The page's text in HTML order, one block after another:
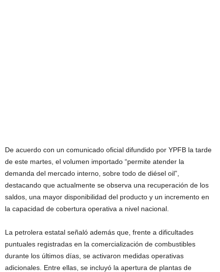
De acuerdo con un comunicado oficial difundido por YPFB la tarde
de este martes, el volumen importado “permite atender la
demanda del mercado interno, sobre todo de diésel oil”,
destacando que actualmente se observa una recuperación de los
saldos, una mayor disponibilidad del producto y un incremento en
la capacidad de cobertura operativa a nivel nacional.
La petrolera estatal señaló además que, frente a dificultades
puntuales registradas en la comercialización de combustibles
durante los últimos días, se activaron medidas operativas
adicionales. Entre ellas, se incluyó la apertura de plantas de